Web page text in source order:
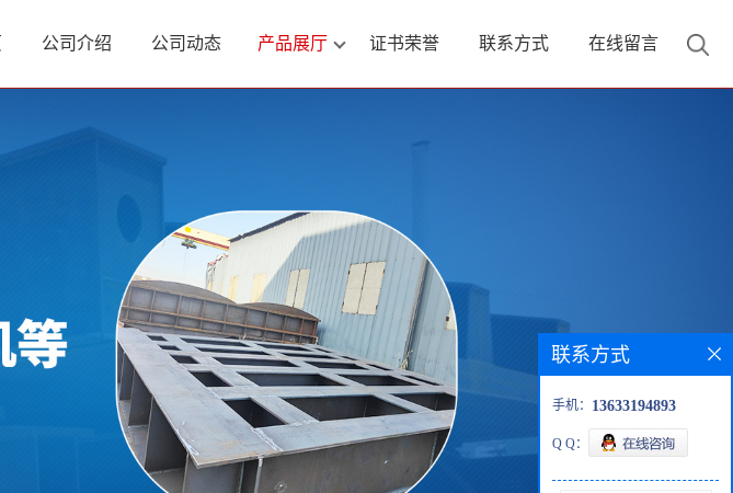
公司介绍 公司动态 产品展厅 证书荣誉 联系方式 在线留言
联系方式
手机： 13633194893
Q Q：